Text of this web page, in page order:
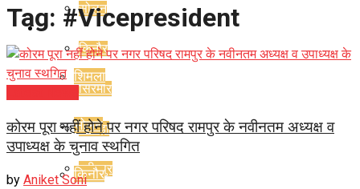
सोलन
किनौर
सिरमौर
कांगड़ा
हमीरपुर
हिमाचल
शिमला
सोलन
किनौर
Tag: #Vicepresident
कोरम पूरा नहीं होने पर नगर परिषद रामपुर के नवीनतम अध्यक्ष व
उपाध्यक्ष के चुनाव स्थगित
by Aniket Soni